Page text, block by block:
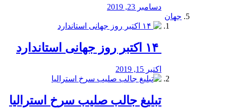
دسامبر 23, 2019
جهان
اکتبر 15, 2019
تبلیغ جالب صلیب سرخ استرالیا